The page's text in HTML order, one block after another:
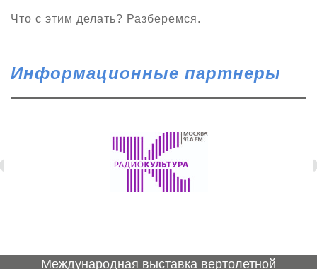
Что с этим делать? Разберемся.
Информационные партнеры
Международная выставка вертолетной